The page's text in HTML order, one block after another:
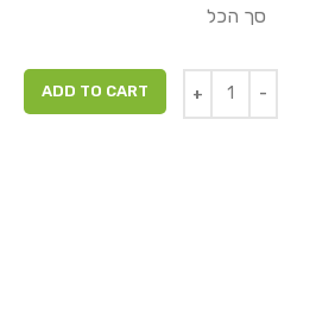
סך הכל
ADD TO CART